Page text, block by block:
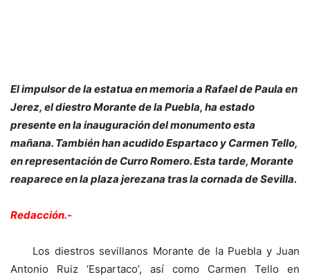
El impulsor de la estatua en memoria a Rafael de Paula en
Jerez, el diestro Morante de la Puebla, ha estado
presente en la inauguración del monumento esta
mañana. También han acudido Espartaco y Carmen Tello,
en representación de Curro Romero. Esta tarde, Morante
reaparece en la plaza jerezana tras la cornada de Sevilla.
Redacción.-
Los diestros sevillanos Morante de la Puebla y Juan
Antonio Ruiz ‘Espartaco’, así como Carmen Tello en